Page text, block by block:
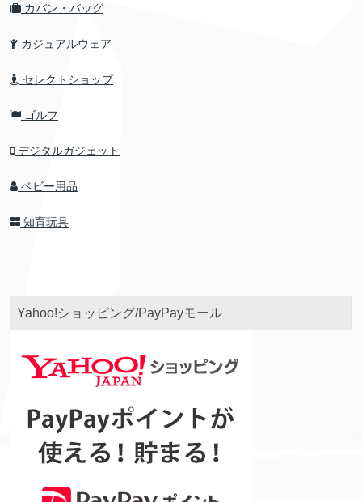
カバン・バッグ
カジュアルウェア
セレクトショップ
ゴルフ
デジタルガジェット
ベビー用品
知育玩具
Yahoo!ショッピング/PayPayモール